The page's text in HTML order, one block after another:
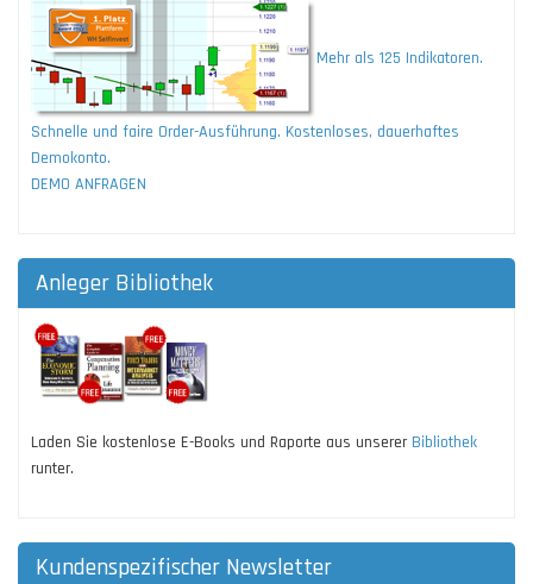
Mehr als 125 Indikatoren.
Schnelle und faire Order-Ausführung. Kostenloses, dauerhaftes
Demokonto.
DEMO ANFRAGEN
Anleger Bibliothek
Laden Sie kostenlose E-Books und Raporte aus unserer Bibliothek
runter.
Kundenspezifischer Newsletter